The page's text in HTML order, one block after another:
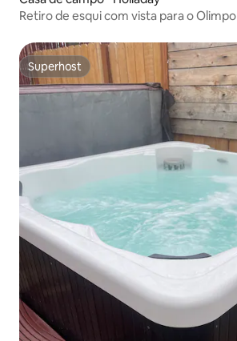
Retiro de esqui com vista para o Olimpo
Superhost
Superhost